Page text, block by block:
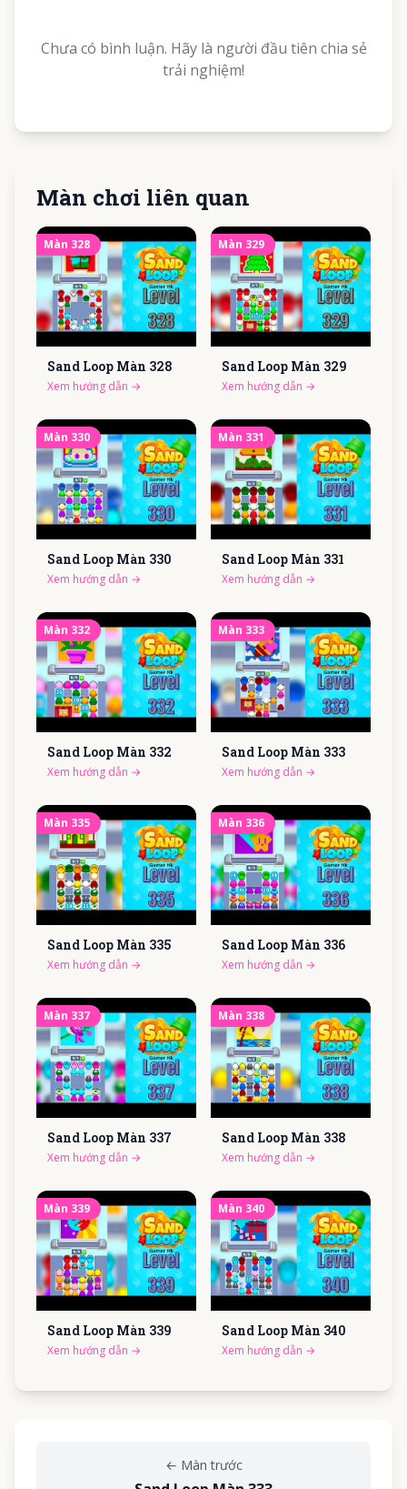
Chưa có bình luận. Hãy là người đầu tiên chia sẻ
trải nghiệm!
Màn chơi liên quan
Màn 328
Sand Loop Màn 328
Xem hướng dẫn →
Màn 329
Sand Loop Màn 329
Xem hướng dẫn →
Màn 330
Sand Loop Màn 330
Xem hướng dẫn →
Màn 331
Sand Loop Màn 331
Xem hướng dẫn →
Màn 332
Sand Loop Màn 332
Xem hướng dẫn →
Màn 333
Sand Loop Màn 333
Xem hướng dẫn →
Màn 335
Sand Loop Màn 335
Xem hướng dẫn →
Màn 336
Sand Loop Màn 336
Xem hướng dẫn →
Màn 337
Sand Loop Màn 337
Xem hướng dẫn →
Màn 338
Sand Loop Màn 338
Xem hướng dẫn →
Màn 339
Sand Loop Màn 339
Xem hướng dẫn →
Màn 340
Sand Loop Màn 340
Xem hướng dẫn →
← Màn trước